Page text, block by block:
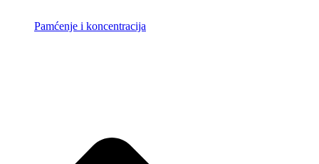
Pamćenje i koncentracija